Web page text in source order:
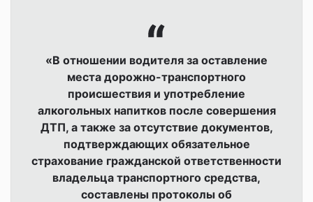
«В отношении водителя за оставление
места дорожно-транспортного
происшествия и употребление
алкогольных напитков после совершения
ДТП, а также за отсутствие документов,
подтверждающих обязательное
страхование гражданской ответственности
владельца транспортного средства,
составлены протоколы об